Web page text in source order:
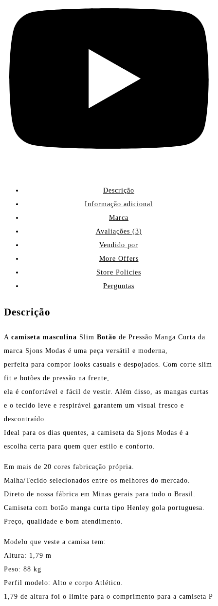
Descrição
Informação adicional
Marca
Avaliações (3)
Vendido por
More Offers
Store Policies
Perguntas
Descrição
A camiseta masculina Slim Botão de Pressão Manga Curta da
marca Sjons Modas é uma peça versátil e moderna,
perfeita para compor looks casuais e despojados. Com corte slim
fit e botões de pressão na frente,
ela é confortável e fácil de vestir. Além disso, as mangas curtas
e o tecido leve e respirável garantem um visual fresco e
descontraído.
Ideal para os dias quentes, a camiseta da Sjons Modas é a
escolha certa para quem quer estilo e conforto.
Em mais de 20 cores fabricação própria.
Malha/Tecido selecionados entre os melhores do mercado.
Direto de nossa fábrica em Minas gerais para todo o Brasil.
Camiseta com botão manga curta tipo Henley gola portuguesa.
Preço, qualidade e bom atendimento.
Modelo que veste a camisa tem:
Altura: 1,79 m
Peso: 88 kg
Perfil modelo: Alto e corpo Atlético.
1,79 de altura foi o limite para o comprimento para a camiseta P